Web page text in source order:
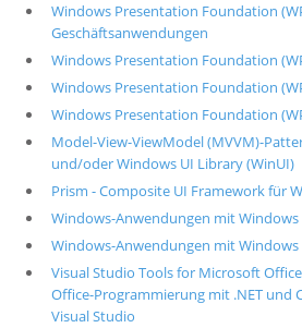
Windows Presentation Foundation
Geschäftsanwendungen
Windows Presentation Foundation
Windows Presentation Foundation
Windows Presentation Foundation
Model-View-ViewModel (MVVM)-
und/oder Windows UI Library (WinUI)
Prism - Composite UI Framework für
Windows-Anwendungen mit Windows
Windows-Anwendungen mit Windows
Visual Studio Tools for Microsoft
Office-Programmierung mit .NET und
Visual Studio